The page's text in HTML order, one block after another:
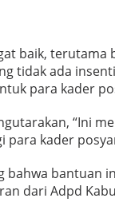
baik, terutama
tidak ada
para kader
“Ini
kader
bahwa bantuan
dari Adpd